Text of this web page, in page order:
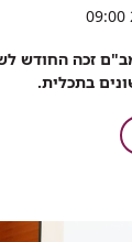
זכה החודש
בתכלית.